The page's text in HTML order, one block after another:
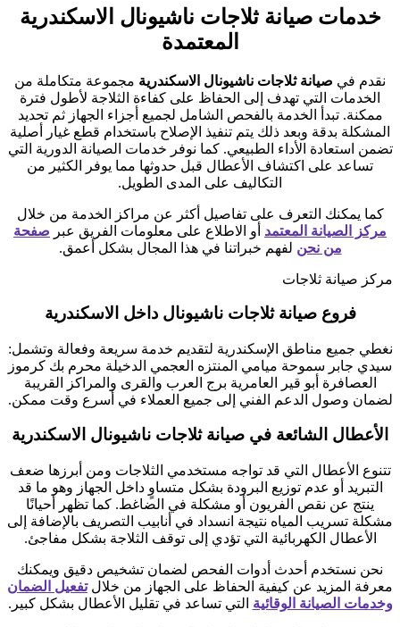
خدمات صيانة ثلاجات ناشيونال الاسكندرية
المعتمدة
نقدم في صيانة ثلاجات ناشيونال الاسكندرية مجموعة متكاملة من
الخدمات التي تهدف إلى الحفاظ على كفاءة الثلاجة لأطول فترة
ممكنة. تبدأ الخدمة بالفحص الشامل لجميع أجزاء الجهاز ثم تحديد
المشكلة بدقة وبعد ذلك يتم تنفيذ الإصلاح باستخدام قطع غيار أصلية
تضمن استعادة الأداء الطبيعي. كما نوفر خدمات الصيانة الدورية التي
تساعد على اكتشاف الأعطال قبل حدوثها مما يوفر الكثير من
التكاليف على المدى الطويل.
كما يمكنك التعرف على تفاصيل أكثر عن مراكز الخدمة من خلال
مركز الصيانة المعتمد أو الاطلاع على معلومات الفريق عبر صفحة
من نحن لفهم خبراتنا في هذا المجال بشكل أعمق.
مركز صيانة ثلاجات
فروع صيانة ثلاجات ناشيونال داخل الاسكندرية
نغطي جميع مناطق الإسكندرية لتقديم خدمة سريعة وفعالة وتشمل:
سيدي جابر سموحة ميامي المنتزه العجمي الدخيلة محرم بك كرموز
العصافرة أبو قير العامرية برج العرب والقرى والمراكز القريبة
لضمان وصول الدعم الفني إلى جميع العملاء في أسرع وقت ممكن.
الأعطال الشائعة في صيانة ثلاجات ناشيونال الاسكندرية
تتنوع الأعطال التي قد تواجه مستخدمي الثلاجات ومن أبرزها ضعف
التبريد أو عدم توزيع البرودة بشكل متساوٍ داخل الجهاز وهو ما قد
ينتج عن نقص الفريون أو مشكلة في الضاغط. كما تظهر أحيانًا
مشكلة تسريب المياه نتيجة انسداد في أنابيب التصريف بالإضافة إلى
الأعطال الكهربائية التي تؤدي إلى توقف الثلاجة بشكل مفاجئ.
نحن نستخدم أحدث أدوات الفحص لضمان تشخيص دقيق ويمكنك
معرفة المزيد عن كيفية الحفاظ على الجهاز من خلالتفعيل الضمان
وخدمات الصيانة الوقائية التي تساعد في تقليل الأعطال بشكل كبير.